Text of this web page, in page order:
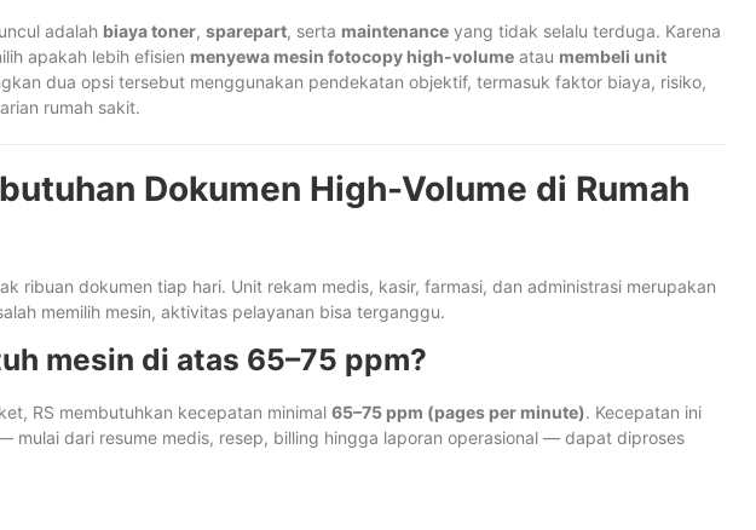
adalah biaya toner, sparepart, serta maintenance yang tidak selalu terduga. Karena
apakah lebih efisien menyewa mesin fotocopy high-volume atau membeli unit
dua opsi tersebut menggunakan pendekatan objektif, termasuk faktor biaya, risiko,
rumah sakit.
Dokumen High-Volume di Rumah
ribuan dokumen tiap hari. Unit rekam medis, kasir, farmasi, dan administrasi merupakan
memilih mesin, aktivitas pelayanan bisa terganggu.
mesin di atas 65–75 ppm?
RS membutuhkan kecepatan minimal 65–75 ppm (pages per minute). Kecepatan ini
mulai dari resume medis, resep, billing hingga laporan operasional — dapat diproses